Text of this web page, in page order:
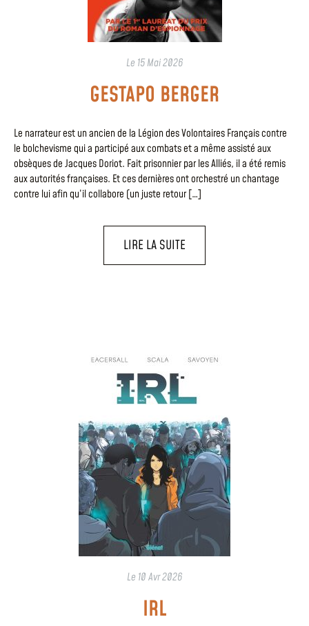
Le 15 Mai 2026
GESTAPO BERGER
Le narrateur est un ancien de la Légion des Volontaires Français contre
le bolchevisme qui a participé aux combats et a même assisté aux
obsèques de Jacques Doriot. Fait prisonnier par les Alliés, il a été remis
aux autorités françaises. Et ces dernières ont orchestré un chantage
contre lui afin qu’il collabore (un juste retour […]
LIRE LA SUITE
Le 10 Avr 2026
IRL